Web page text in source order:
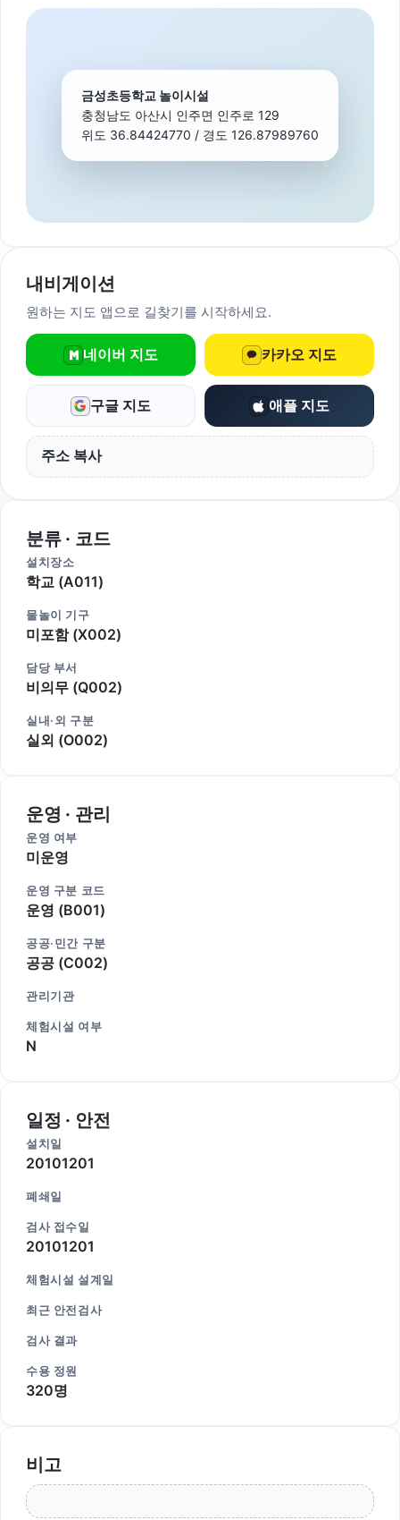
금성초등학교 놀이시설
충청남도 아산시 인주면 인주로 129
위도 36.84424770 / 경도 126.87989760
내비게이션
원하는 지도 앱으로 길찾기를 시작하세요.
네이버 지도 카카오 지도
구글 지도 애플 지도
주소 복사
분류 · 코드
설치장소
학교 (A011)
물놀이 기구
미포함 (X002)
담당 부서
비의무 (Q002)
실내·외 구분
실외 (O002)
운영 · 관리
운영 여부
미운영
운영 구분 코드
운영 (B001)
공공·민간 구분
공공 (C002)
관리기관
체험시설 여부
N
일정 · 안전
설치일
20101201
폐쇄일
검사 접수일
20101201
체험시설 설계일
최근 안전검사
검사 결과
수용 정원
320명
비고